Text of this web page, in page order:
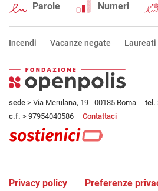
Parole Numeri
Incendi Vacanze negate Laureati
sede > Via Merulana, 19 - 00185 Roma tel.
c.f. > 97954040586 Contattaci
Privacy policy Preferenze